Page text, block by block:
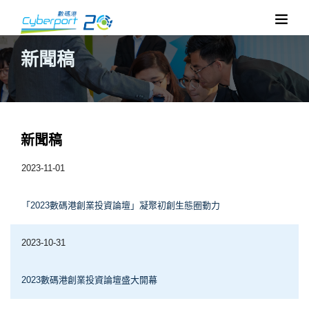
新聞稿
新聞稿
2023-11-01
「2023數碼港創業投資論壇」凝聚初創生態圈動力
2023-10-31
2023數碼港創業投資論壇盛大開幕